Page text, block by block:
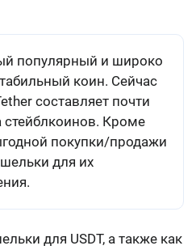
популярный и широко
коин. Сейчас
составляет почти
стейблкоинов. Кроме
покупки/продажи
для их
для USDT, а также как